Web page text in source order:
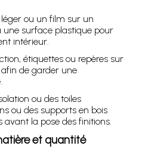
ou un film sur un
surface plastique pour
intérieur.
étiquettes ou repères sur
de garder une
ou des toiles
ou des supports en bois
avant la pose des finitions.
et quantité